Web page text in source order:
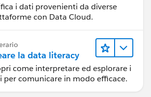
i dati provenienti da diverse
con Data Cloud.
la data literacy
come interpretare ed esplorare i
per comunicare in modo efficace.